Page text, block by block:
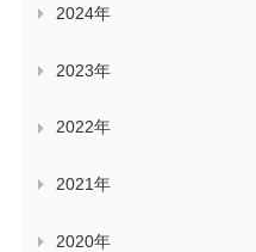
2024年
2023年
2022年
2021年
2020年